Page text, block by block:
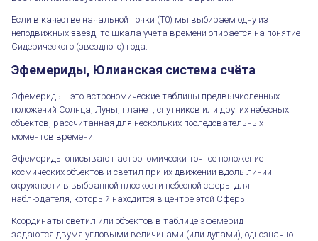
Если в качестве начальной точки (T0) мы выбираем одну из
неподвижных звёзд, то шкала учёта времени опирается на понятие
Сидерического (звездного) года.
Эфемериды, Юлианская система счёта
Эфемериды - это астрономические таблицы предвычисленных
положений Солнца, Луны, планет, спутников или других небесных
объектов, рассчитанная для нескольких последовательных
моментов времени.
Эфемериды описывают астрономически точное положение
космических объектов и светил при их движении вдоль линии
окружности в выбранной плоскости небесной сферы для
наблюдателя, который находится в центре этой Сферы.
Координаты светил или объектов в таблице эфемерид
задаются двумя угловыми величинами (или дугами), однозначно